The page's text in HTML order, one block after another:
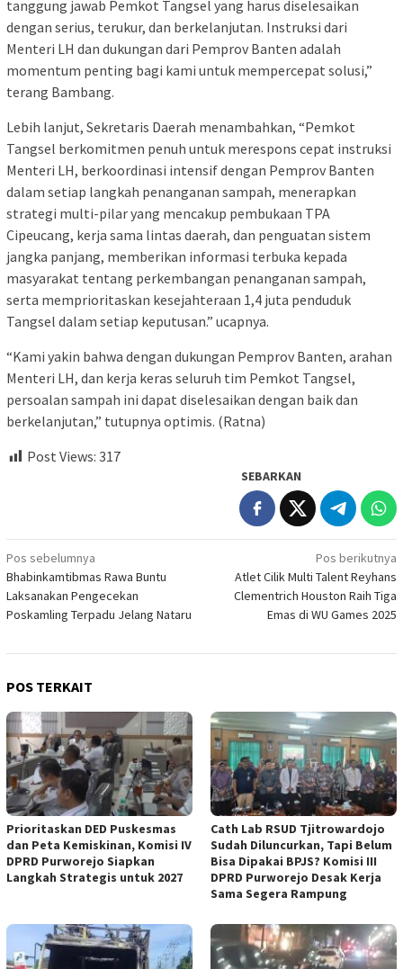
tanggung jawab Pemkot Tangsel yang harus diselesaikan
dengan serius, terukur, dan berkelanjutan. Instruksi dari
Menteri LH dan dukungan dari Pemprov Banten adalah
momentum penting bagi kami untuk mempercepat solusi,”
terang Bambang.
Lebih lanjut, Sekretaris Daerah menambahkan, “Pemkot
Tangsel berkomitmen penuh untuk merespons cepat instruksi
Menteri LH, berkoordinasi intensif dengan Pemprov Banten
dalam setiap langkah penanganan sampah, menerapkan
strategi multi-pilar yang mencakup pembukaan TPA
Cipeucang, kerja sama lintas daerah, dan penguatan sistem
jangka panjang, memberikan informasi terbuka kepada
masyarakat tentang perkembangan penanganan sampah,
serta memprioritaskan kesejahteraan 1,4 juta penduduk
Tangsel dalam setiap keputusan.” ucapnya.
“Kami yakin bahwa dengan dukungan Pemprov Banten, arahan
Menteri LH, dan kerja keras seluruh tim Pemkot Tangsel,
persoalan sampah ini dapat diselesaikan dengan baik dan
berkelanjutan,” tutupnya optimis. (Ratna)
Post Views: 317
SEBARKAN
Navigasi
pos
Pos sebelumnya
Bhabinkamtibmas Rawa Buntu
Laksanakan Pengecekan
Poskamling Terpadu Jelang Nataru
Pos berikutnya
Atlet Cilik Multi Talent Reyhans
Clementrich Houston Raih Tiga
Emas di WU Games 2025
POS TERKAIT
‎Prioritaskan DED Puskesmas
dan Peta Kemiskinan, Komisi IV
DPRD Purworejo Siapkan
Langkah Strategis untuk 2027 ‎
‎Cath Lab RSUD Tjitrowardojo
Sudah Diluncurkan, Tapi Belum
Bisa Dipakai BPJS? Komisi III
DPRD Purworejo Desak Kerja
Sama Segera Rampung